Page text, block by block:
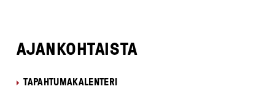
AJANKOHTAISTA
TAPAHTUMAKALENTERI